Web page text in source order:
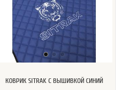
КОВРИК SITRAK С ВЫШИВКОЙ СИНИЙ